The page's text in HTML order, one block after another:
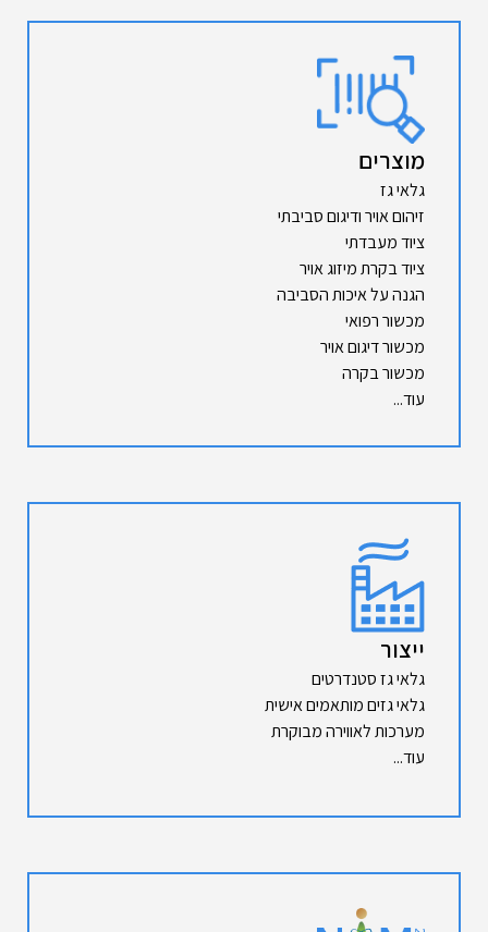
מוצרים
גלאי גז
זיהום אויר ודיגום סביבתי
ציוד מעבדתי
ציוד בקרת מיזוג אויר
הגנה על איכות הסביבה
מכשור רפואי
מכשור דיגום אויר
מכשור בקרה
עוד...
ייצור
גלאי גז סטנדרטים
גלאי גזים מותאמים אישית
מערכות לאווירה מבוקרת
עוד...